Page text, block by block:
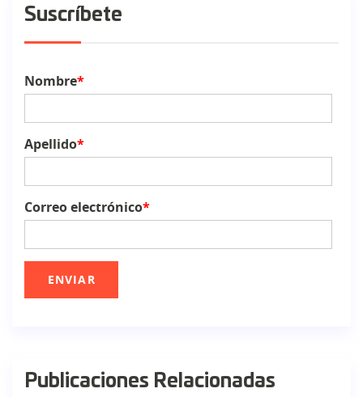
Suscríbete
Nombre*
Apellido*
Correo electrónico*
Publicaciones Relacionadas